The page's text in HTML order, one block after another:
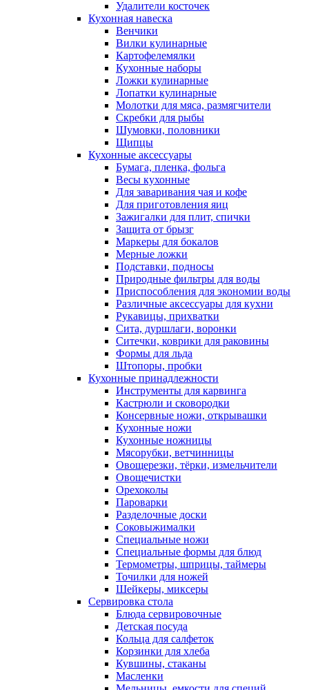
Удалители косточек
Кухонная навеска
Венчики
Вилки кулинарные
Картофелемялки
Кухонные наборы
Ложки кулинарные
Лопатки кулинарные
Молотки для мяса, размягчители
Скребки для рыбы
Шумовки, половники
Щипцы
Кухонные аксессуары
Бумага, пленка, фольга
Весы кухонные
Для заваривания чая и кофе
Для приготовления яиц
Зажигалки для плит, спички
Защита от брызг
Маркеры для бокалов
Мерные ложки
Подставки, подносы
Природные фильтры для воды
Приспособления для экономии воды
Различные аксессуары для кухни
Рукавицы, прихватки
Сита, дуршлаги, воронки
Ситечки, коврики для раковины
Формы для льда
Штопоры, пробки
Кухонные принадлежности
Инструменты для карвинга
Кастрюли и сковородки
Консервные ножи, открывашки
Кухонные ножи
Кухонные ножницы
Мясорубки, ветчинницы
Овощерезки, тёрки, измельчители
Овощечистки
Орехоколы
Пароварки
Разделочные доски
Соковыжималки
Специальные ножи
Специальные формы для блюд
Термометры, шприцы, таймеры
Точилки для ножей
Шейкеры, миксеры
Сервировка стола
Блюда сервировочные
Детская посуда
Кольца для салфеток
Корзинки для хлеба
Кувшины, стаканы
Масленки